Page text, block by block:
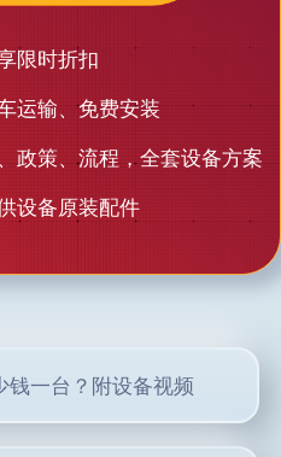
限时折扣
运输、免费安装
政策、流程，全套设备方案
设备原装配件
钱一台？附设备视频